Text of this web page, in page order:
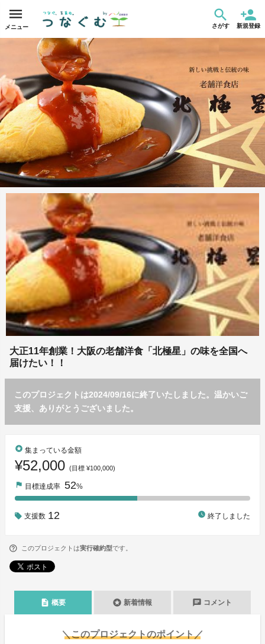
メニュー さがす 新規登録
大正11年創業！大阪の老舗洋食「北極星」の味を全国へ
届けたい！！
このプロジェクトは2024/09/16に終了いたしました。温かいご
支援、ありがとうございました。
stars 集まっている金額
¥52,000 (目標 ¥100,000)
flag 目標達成率 52%
支援数 12 watch_later 終了しました
このプロジェクトは実行確約型です。
description 概要 stars 新着情報 chat コメント
＼このプロジェクトのポイント／